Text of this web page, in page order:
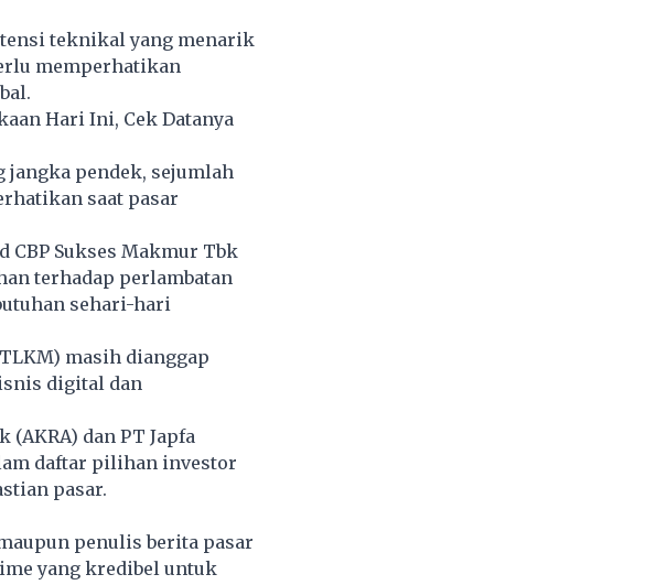
teknikal yang menarik
memperhatikan
Hari Ini, Cek Datanya
pendek, sejumlah
saat pasar
Sukses Makmur Tbk
terhadap perlambatan
sehari-hari
masih dianggap
digital dan
dan PT Japfa
daftar pilihan investor
pasar.
penulis berita pasar
yang kredibel untuk